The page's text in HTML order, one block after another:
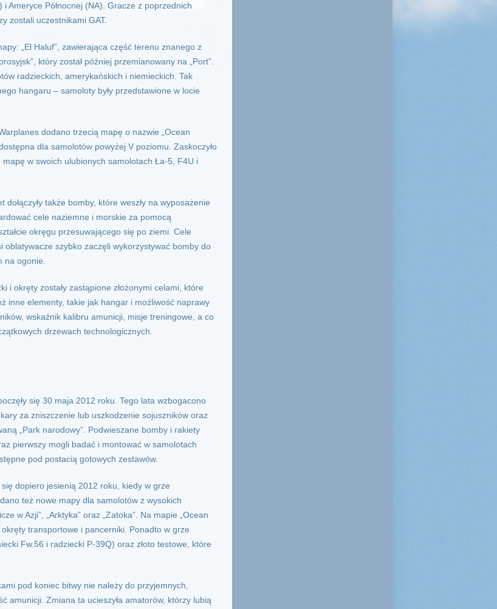
Ameryce Północnej (NA). Gracze z poprzednich
zostali uczestnikami GAT.
„El Haluf”, zawierająca część terenu znanego z
który został później przemianowany na „Port”.
radzieckich, amerykańskich i niemieckich. Tak
hangaru – samoloty były przedstawione w locie
dodano trzecią mapę o nazwie „Ocean
dla samolotów powyżej V poziomu. Zaskoczyło
w swoich ulubionych samolotach Ła-5, F4U i
także bomby, które weszły na wyposażenie
cele naziemne i morskie za pomocą
okręgu przesuwającego się po ziemi. Cele
oblatywacze szybko zaczęli wykorzystywać bomby do
na ogonie.
i okręty zostały zastąpione złożonymi celami, które
inne elementy, takie jak hangar i możliwość naprawy
wskaźnik kalibru amunicji, misje treningowe, a co
drzewach technologicznych.
się 30 maja 2012 roku. Tego lata wzbogacono
za zniszczenie lub uszkodzenie sojuszników oraz
„Park narodowy”. Podwieszane bomby i rakiety
pierwszy mogli badać i montować w samolotach
pod postacią gotowych zestawów.
dopiero jesienią 2012 roku, kiedy w grze
też nowe mapy dla samolotów z wysokich
w Azji”, „Arktyka” oraz „Zatoka”. Na mapie „Ocean
transportowe i pancerniki. Ponadto w grze
Fw.56 i radziecki P-39Q) oraz złoto testowe, które
pod koniec bitwy nie należy do przyjemnych,
amunicji. Zmiana ta ucieszyła amatorów, którzy lubią